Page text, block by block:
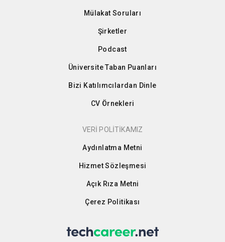
Mülakat Soruları
Şirketler
Podcast
Üniversite Taban Puanları
Bizi Katılımcılardan Dinle
CV Örnekleri
VERİ POLİTİKAMIZ
Aydınlatma Metni
Hizmet Sözleşmesi
Açık Rıza Metni
Çerez Politikası